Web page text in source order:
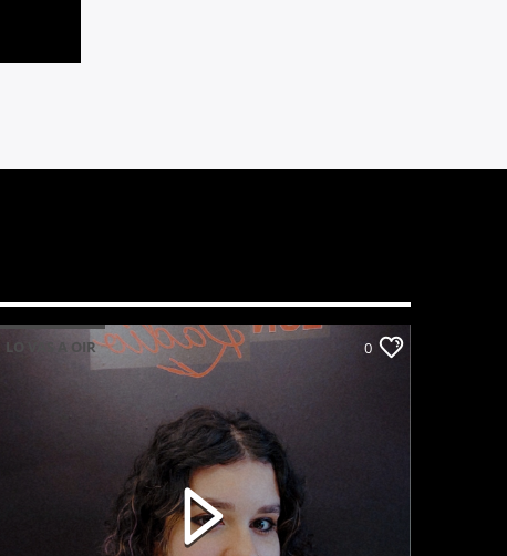
LO VAS A OIR 0